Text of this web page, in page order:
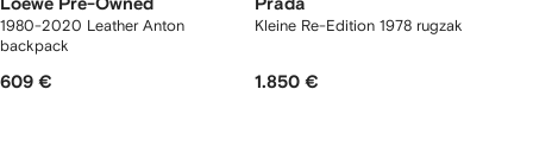
Loewe Pre-Owned
1980-2020 Leather Anton
backpack
609 €
Prada
Kleine Re-Edition 1978 rugzak
1.850 €